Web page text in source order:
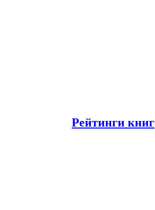
Рейтинги книг